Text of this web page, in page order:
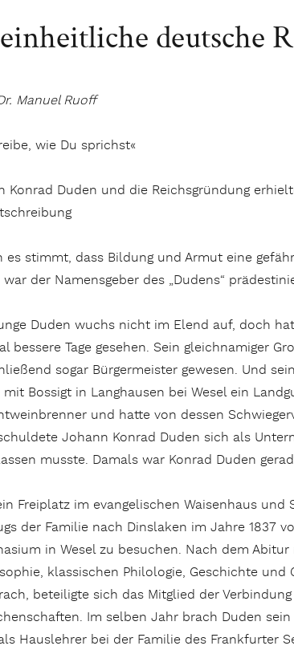
deutsche
Manuel Ruoff
wie Du sprichst«
Konrad Duden und die Reichsgründung
es stimmt, dass Bildung und Armut eine
war der Namensgeber des „Dudens“
Duden wuchs nicht im Elend auf, doch
bessere Tage gesehen. Sein gleichnamiger
sogar Bürgermeister gewesen. Und
mit Bossigt in Langhausen bei Wesel ein
und hatte von dessen
Johann Konrad Duden sich als
muss­te. Damals war Konrad Duden
Freiplatz im evangelischen Waisenhaus
der Familie nach Dinslaken im Jahre 1837
in Wesel zu besuchen. Nach dem
klassischen Philologie, Geschichte und
beteiligte sich das Mitglied der
Im selben Jahr brach Duden
Hauslehrer bei der Familie des Frankfurter